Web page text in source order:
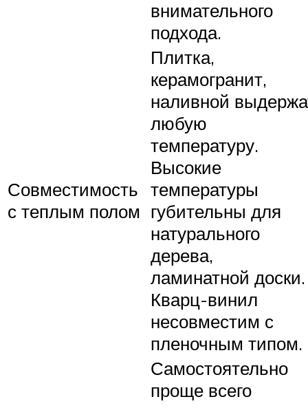
внимательного
подхода.
Совместимость
с теплым полом
Плитка,
керамогранит,
наливной
любую
температуру.
Высокие
температуры
губительны для
натурального
дерева,
ламинатной доски.
Кварц-винил
несовместим с
пленочным типом.
Самостоятельно
проще всего